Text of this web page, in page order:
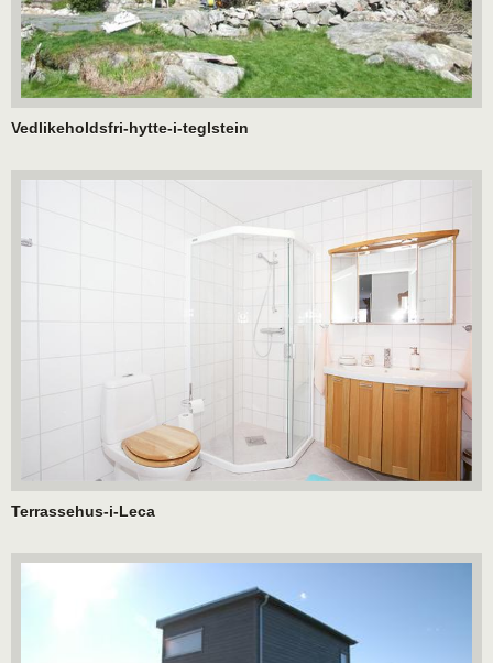
Vedlikeholdsfri-hytte-i-teglstein
Terrassehus-i-Leca